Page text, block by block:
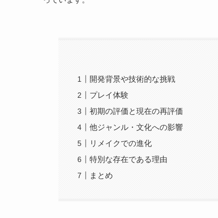
開発背景や技術的な挑戦
プレイ体験
初期の評価と現在の再評価
他ジャンル・文化への影響
リメイクでの進化
特別な存在である理由
まとめ